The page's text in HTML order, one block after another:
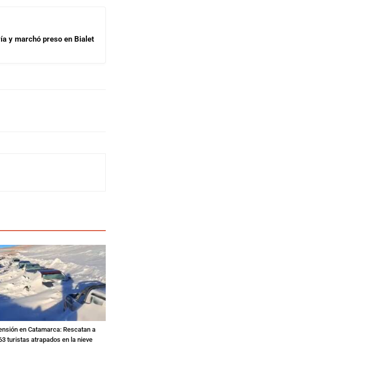
y marchó preso en Bialet
en Catamarca: Rescatan a
turistas atrapados en la nieve